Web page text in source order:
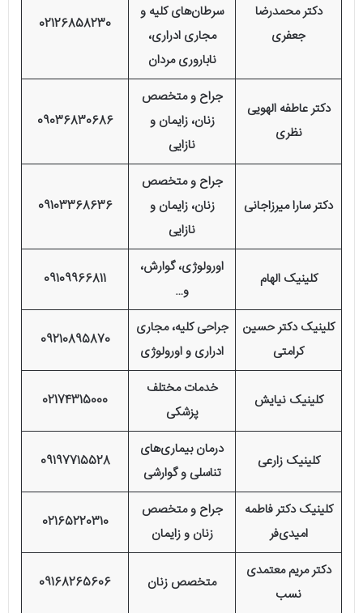
دکتر محمدرضا
جعفری
سرطان‌های کلیه و
مجاری ادراری،
ناباروری مردان
02126858230
دکتر عاطفه الهویی
نظری
جراح و متخصص
زنان، زایمان و
نازایی
09036830686
دکتر سارا میرزاجانی
جراح و متخصص
زنان، زایمان و
نازایی
09103368636
کلینیک الهام
اورولوژی، گوارش،
و…
09109966811
کلینیک دکتر حسین
کرامتی
جراحی کلیه، مجاری
ادراری و اورولوژی
09210895870
کلینیک نیایش
خدمات مختلف
پزشکی
02174315000
کلینیک زارعی
درمان بیماری‌های
تناسلی و گوارشی
09197715528
کلینیک دکتر فاطمه
امیدی‌فر
جراح و متخصص
زنان و زایمان
02165220310
دکتر مریم معتمدی
نسب
متخصص زنان 09168265606